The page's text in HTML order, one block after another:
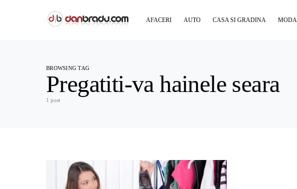
AFACERI AUTO CASA SI GRADINA MODA
BROWSING TAG
Pregatiti-va hainele seara
1 post